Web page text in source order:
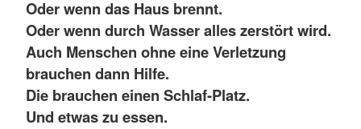
Oder wenn das Haus brennt.
Oder wenn durch Wasser alles zerstört wird.
Auch Menschen ohne eine Verletzung
brauchen dann Hilfe.
Die brauchen einen Schlaf-Platz.
Und etwas zu essen.